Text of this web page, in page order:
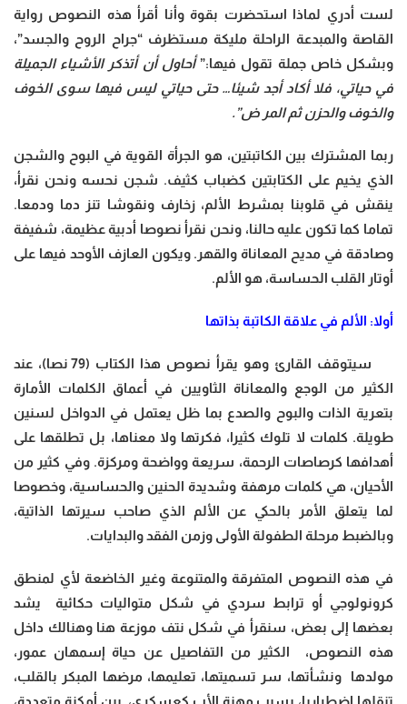
لست أدري لماذا استحضرت بقوة وأنا أقرأ هذه النصوص رواية
القاصة والمبدعة الراحلة مليكة مستظرف “جراح الروح والجسد”،
وبشكل خاص جملة تقول فيها:”أحاول أن أتذكر الأشياء الجميلة
في حياتي، فلا أكاد أجد شيئا… حتى حياتي ليس فيها سوى الخوف
والخوف والحزن ثم المر ض”.
ربما المشترك بين الكاتبتين، هو الجرأة القوية في البوح والشجن
الذي يخيم على الكتابتين كضباب كثيف. شجن نحسه ونحن نقرأ،
ينقش في قلوبنا بمشرط الألم، زخارف ونقوشا تنز دما ودمعا.
تماما كما تكون عليه حالنا، ونحن نقرأ نصوصا أدبية عظيمة، شفيفة
وصادقة في مديح المعاناة والقهر. ويكون العازف الأوحد فيها على
أوتار القلب الحساسة، هو الألم.
أولا: الألم في علاقة الكاتبة بذاتها
سيتوقف القارئ وهو يقرأ نصوص هذا الكتاب (79 نصا)، عند
الكثير من الوجع والمعاناة الثاويين في أعماق الكلمات الأمارة
بتعرية الذات والبوح والصدع بما ظل يعتمل في الدواخل لسنين
طويلة. كلمات لا تلوك كثيرا، فكرتها ولا معناها، بل تطلقها على
أهدافها كرصاصات الرحمة، سريعة وواضحة ومركزة. وفي كثير من
الأحيان، هي كلمات مرهفة وشديدة الحنين والحساسية، وخصوصا
لما يتعلق الأمر بالحكي عن الألم الذي صاحب سيرتها الذاتية،
وبالضبط مرحلة الطفولة الأولى وزمن الفقد والبدايات.
في هذه النصوص المتفرقة والمتنوعة وغير الخاضعة لأي لمنطق
كرونولوجي أو ترابط سردي في شكل متواليات حكائية يشد
بعضها إلى بعض، سنقرأ في شكل نتف موزعة هنا وهنالك داخل
هذه النصوص، الكثير من التفاصيل عن حياة إسمهان عمور،
مولدها ونشأتها، سر تسميتها، تعليمها، مرضها المبكر بالقلب،
تنقلها اضطراريا، بسبب مهنة الأب كعسكري، بين أمكنة متعددة،